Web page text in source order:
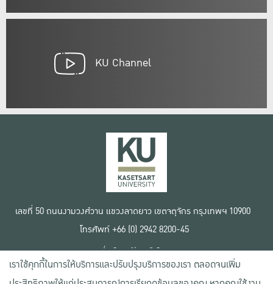
KU Channel
เลขที่ 50 ถนนงามวงศ์วาน แขวงลาดยาว เขตจตุจักร กรุงเทพฯ 10900
โทรศัพท์ +66 (0) 2942 8200-45
เงื่อนไขการใช้งานเว็บไซต์
ข้อตกลงด้านสิทธิ์ใช้งาน
นโยบายความเป็นส่วนตัว
เราใช้คุกกี้ในการให้บริการและปรับปรุงบริการของเรา ตลอดจนเพิ่ม